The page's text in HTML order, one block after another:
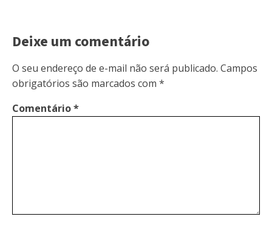
Deixe um comentário
O seu endereço de e-mail não será publicado. Campos
obrigatórios são marcados com *
Comentário*